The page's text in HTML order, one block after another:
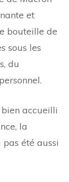
et
bouteille de
sous les
du
accueilli
la
pas été aussi